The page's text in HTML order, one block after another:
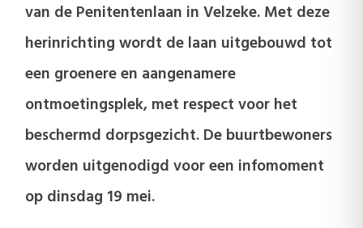
van de Penitentenlaan in Velzeke. Met deze
herinrichting wordt de laan uitgebouwd tot
een groenere en aangenamere
ontmoetingsplek, met respect voor het
beschermd dorpsgezicht. De buurtbewoners
worden uitgenodigd voor een infomoment
op dinsdag 19 mei.